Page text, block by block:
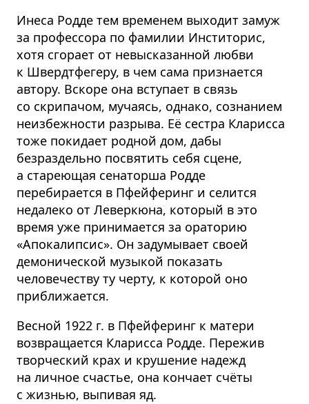
Инеса Родде тем временем выходит замуж
за профессора по фамилии Инститорис,
хотя сгорает от невысказанной любви
к Швердтфегеру, в чем сама признается
автору. Вскоре она вступает в связь
со скрипачом, мучаясь, однако, сознанием
неизбежности разрыва. Её сестра Кларисса
тоже покидает родной дом, дабы
безраздельно посвятить себя сцене,
а стареющая сенаторша Родде
перебирается в Пфейферинг и селится
недалеко от Леверкюна, который в это
время уже принимается за ораторию
«Апокалипсис». Он задумывает своей
демонической музыкой показать
человечеству ту черту, к которой оно
приближается.
Весной 1922 г. в Пфейферинг к матери
возвращается Кларисса Родде. Пережив
творческий крах и крушение надежд
на личное счастье, она кончает счёты
с жизнью, выпивая яд.